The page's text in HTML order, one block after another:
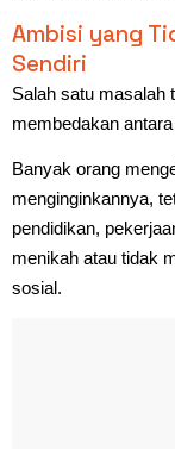
Ambisi yang
Sendiri
Salah satu masalah
membedakan
Banyak orang
menginginkannya,
pendidikan,
menikah atau tidak
sosial.